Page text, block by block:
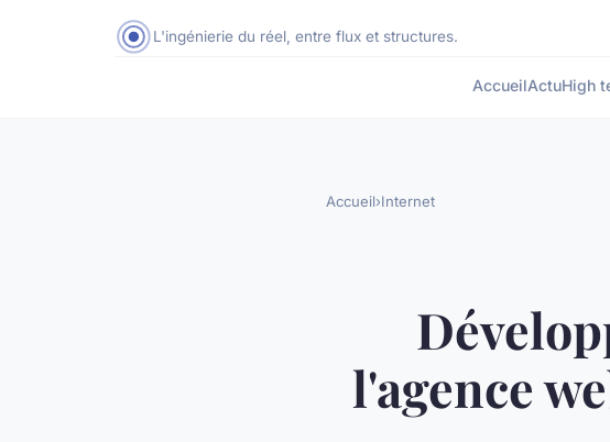
L'ingénierie du réel, entre flux et structures.
AccueilActuHigh
Accueil›Internet
l'agence